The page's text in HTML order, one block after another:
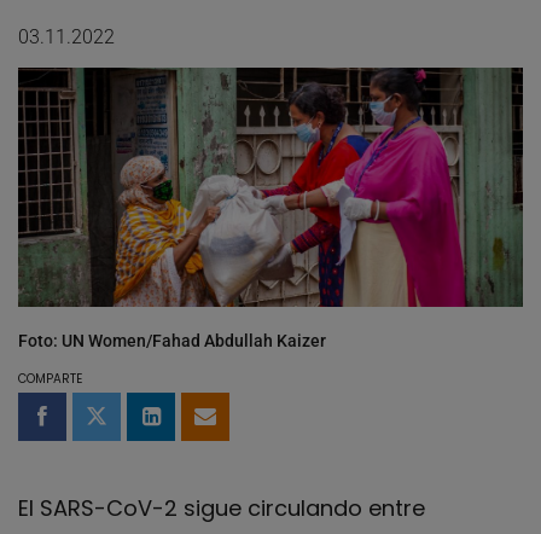
03.11.2022
Foto: UN Women/Fahad Abdullah Kaizer
COMPARTE
Compartir en Facebook
Compartir en Twitter
Compartir en LinkedIn
Compartir por email
El SARS-CoV-2 sigue circulando entre